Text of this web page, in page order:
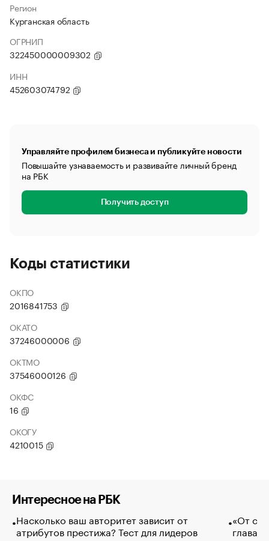
Регион
Курганская область
ОГРНИП
322450000009302
ИНН
452603074792
Управляйте профилем бизнеса и публикуйте новости
Повышайте узнаваемость и развивайте личный бренд
на РБК
Получить доступ
Коды статистики
ОКПО
2016841753
ОКАТО
37246000006
ОКТМО
37546000126
ОКФС
16
ОКОГУ
4210015
Интересное на РБК
Насколько ваш авторитет зависит от
атрибутов престижа? Тест для лидеров
«От
глава